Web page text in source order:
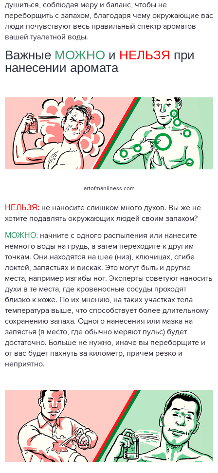
душиться, соблюдая меру и баланс, чтобы не
переборщить с запахом, благодаря чему окружающие вас
люди почувствуют весь правильный спектр ароматов
вашей туалетной воды.
Важные МОЖНО и НЕЛЬЗЯ при
нанесении аромата
artofmanliness.com
НЕЛЬЗЯ: не наносите слишком много духов. Вы же не
хотите подавлять окружающих людей своим запахом?
МОЖНО: начните с одного распыления или нанесите
немного воды на грудь, а затем переходите к другим
точкам. Они находятся на шее (низ), ключицах, сгибе
локтей, запястьях и висках. Это могут быть и другие
места, например изгибы ног. Эксперты советуют наносить
духи в те места, где кровеносные сосуды проходят
близко к коже. По их мнению, на таких участках тела
температура выше, что способствует более длительному
сохранению запаха. Одного нанесения или мазка на
запястья (в место, где обычно меряют пульс) будет
достаточно. Больше не нужно, иначе вы переборщите и
от вас будет пахнуть за километр, причем резко и
неприятно.